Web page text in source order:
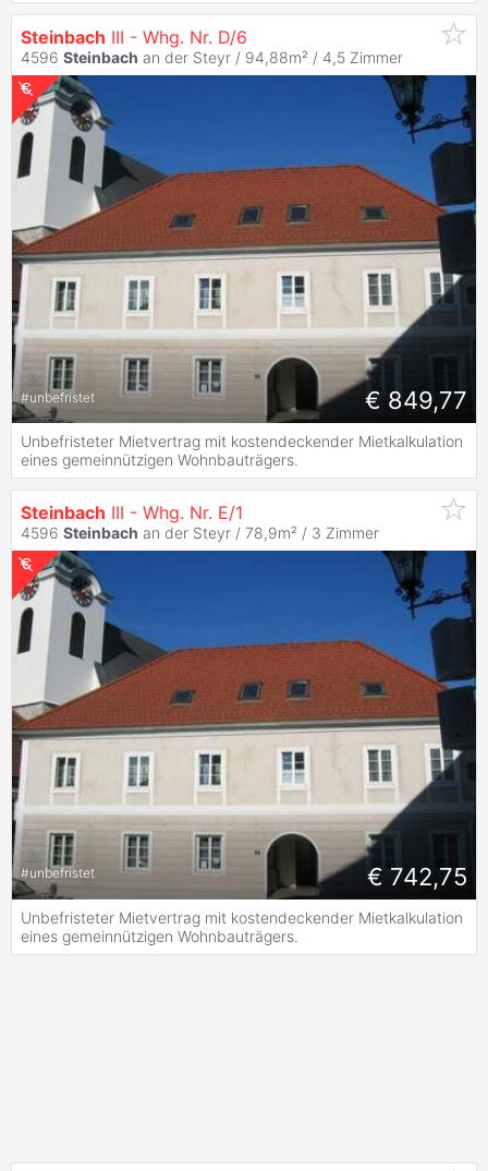
Steinbach III - Whg. Nr. D/6
4596 Steinbach an der Steyr / 94,88m² / 4,5 Zimmer
#unbefristet € 849,77
Unbefristeter Mietvertrag mit kostendeckender Mietkalkulation
eines gemeinnützigen Wohnbauträgers.
Steinbach III - Whg. Nr. E/1
4596 Steinbach an der Steyr / 78,9m² / 3 Zimmer
#unbefristet € 742,75
Unbefristeter Mietvertrag mit kostendeckender Mietkalkulation
eines gemeinnützigen Wohnbauträgers.